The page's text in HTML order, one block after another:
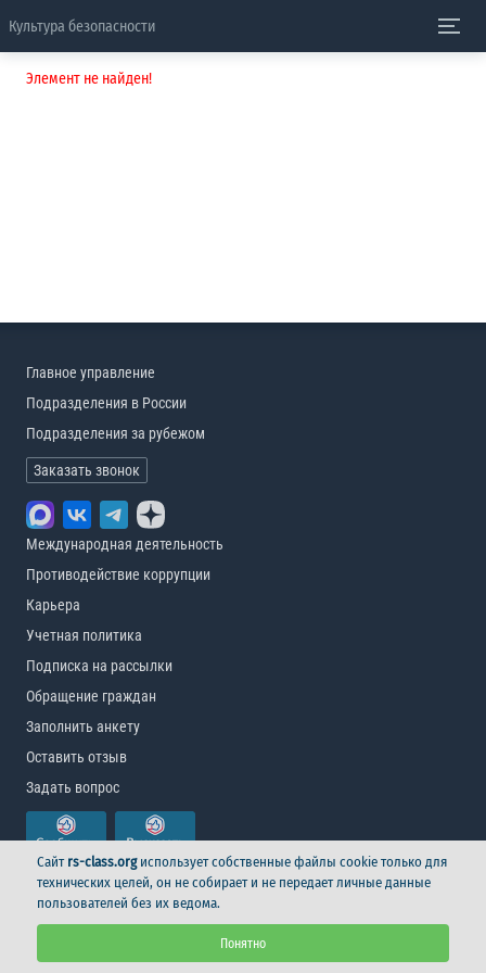
Культура безопасности
Элемент не найден!
Главное управление
Подразделения в России
Подразделения за рубежом
Заказать звонок
Международная деятельность
Противодействие коррупции
Карьера
Учетная политика
Подписка на рассылки
Обращение граждан
Заполнить анкету
Оставить отзыв
Задать вопрос
© Российский морской регистр судоходства, 2026
Логотип
Сайт rs-class.orgиспользует собственные файлы cookie только для
технических целей, он не собирает и не передает личные данные
пользователей без их ведома.
Понятно